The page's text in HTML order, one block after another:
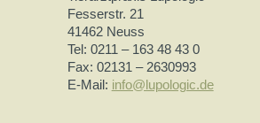
Fesserstr. 21
41462 Neuss
Tel: 0211 – 163 48 43 0
Fax: 02131 – 2630993
E-Mail: info@lupologic.de